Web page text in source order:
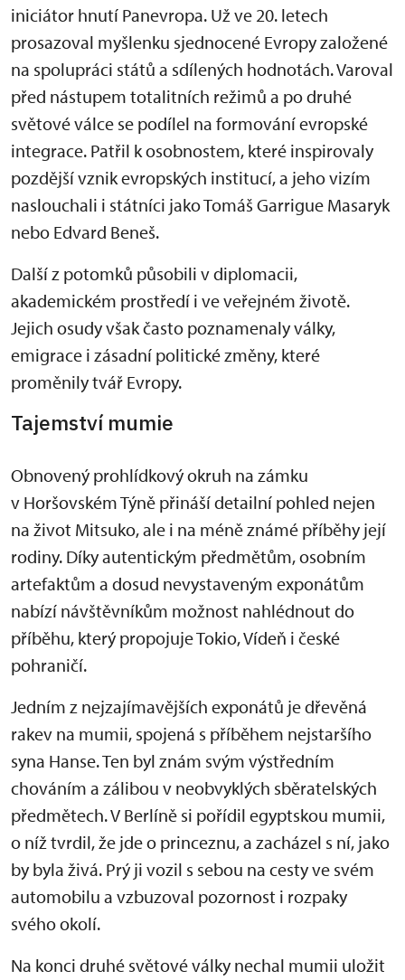
iniciátor hnutí Panevropa. Už ve 20. letech
prosazoval myšlenku sjednocené Evropy založené
na spolupráci států a sdílených hodnotách. Varoval
před nástupem totalitních režimů a po druhé
světové válce se podílel na formování evropské
integrace. Patřil k osobnostem, které inspirovaly
pozdější vznik evropských institucí, a jeho vizím
naslouchali i státníci jako Tomáš Garrigue Masaryk
nebo Edvard Beneš.
Další z potomků působili v diplomacii,
akademickém prostředí i ve veřejném životě.
Jejich osudy však často poznamenaly války,
emigrace i zásadní politické změny, které
proměnily tvář Evropy.
Tajemství mumie
Obnovený prohlídkový okruh na zámku
v Horšovském Týně přináší detailní pohled nejen
na život Mitsuko, ale i na méně známé příběhy její
rodiny. Díky autentickým předmětům, osobním
artefaktům a dosud nevystaveným exponátům
nabízí návštěvníkům možnost nahlédnout do
příběhu, který propojuje Tokio, Vídeň i české
pohraničí.
Jedním z nejzajímavějších exponátů je dřevěná
rakev na mumii, spojená s příběhem nejstaršího
syna Hanse. Ten byl znám svým výstředním
chováním a zálibou v neobvyklých sběratelských
předmětech. V Berlíně si pořídil egyptskou mumii,
o níž tvrdil, že jde o princeznu, a zacházel s ní, jako
by byla živá. Prý ji vozil s sebou na cesty ve svém
automobilu a vzbuzoval pozornost i rozpaky
svého okolí.
Na konci druhé světové války nechal mumii uložit